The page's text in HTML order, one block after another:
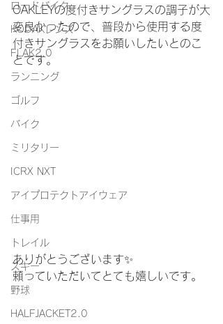
ロードバイク
KODAKレンズ
FLAK2.0
ランニング
ゴルフ
バイク
ミリタリー
ICRX NXT
アイプロテクトアイウェア
仕事用
トレイル
スキー
野球
HALFJACKET2.0
OAKLEYの度付きサングラスの調子が大
変良かったので、普段から使用する度
付きサングラスをお願いしたいとのこ
とです。
ありがとうございます✨
頼っていただいてとても嬉しいです。